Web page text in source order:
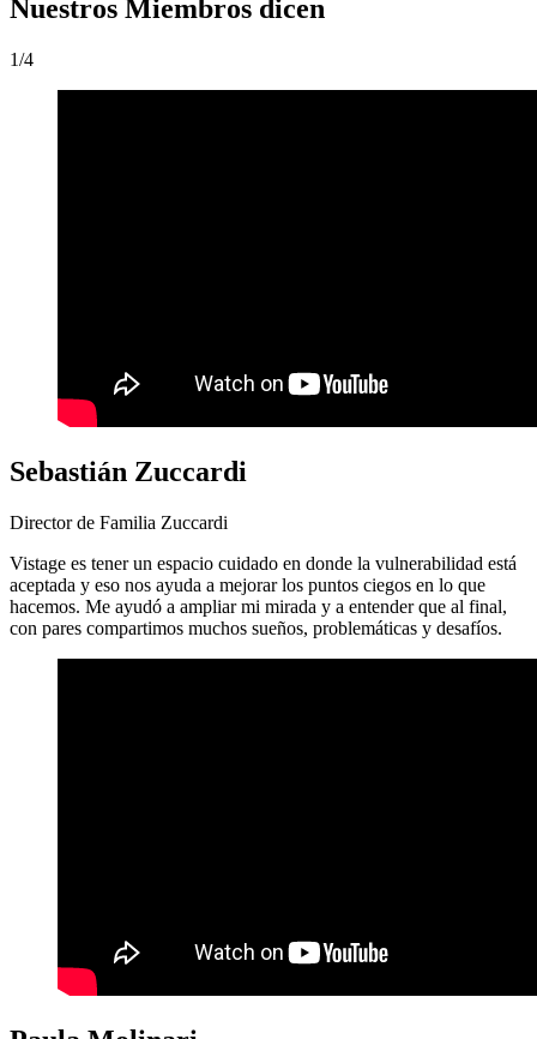
Nuestros Miembros dicen
1/4
Sebastián Zuccardi
Director de Familia Zuccardi
Vistage es tener un espacio cuidado en donde la vulnerabilidad está
aceptada y eso nos ayuda a mejorar los puntos ciegos en lo que
hacemos. Me ayudó a ampliar mi mirada y a entender que al final,
con pares compartimos muchos sueños, problemáticas y desafíos.